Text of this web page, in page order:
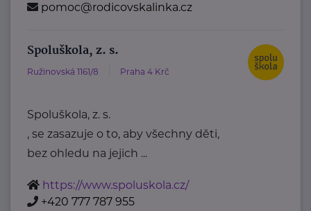
pomoc@rodicovskalinka.cz
Spoluškola, z. s.
Ružinovská 1161/8 Praha 4 Krč
Spoluškola, z. s.
, se zasazuje o to, aby všechny děti,
bez ohledu na jejich ...
https://www.spoluskola.cz/
+420 777 787 955